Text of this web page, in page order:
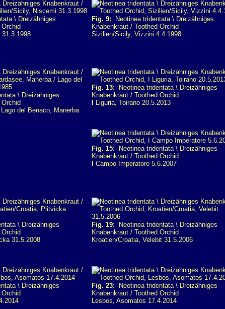
\ Dreizähniges
Fig. 9: Neotinea tridentata \ Dreizähniges
Knabenkraut / Toothed Orchid
Sizilien/Sicily, Vizzini 4.4.1998
\ Dreizähniges
del Benaco, Manerba
Fig. 13: Neotinea tridentata \ Dreizähniges
Knabenkraut / Toothed Orchid
Liguria, Toirano 20.5.2013
Fig. 15: Neotinea tridentata \ Dreizähniges
Knabenkraut / Toothed Orchid
Campo Imperatore 5.6.2007
\ Dreizähniges
31.5.2008
Fig. 19: Neotinea tridentata \ Dreizähniges
Knabenkraut / Toothed Orchid
Kroatien/Croatia, Velebit 31.5.2006
\ Dreizähniges
Fig. 23: Neotinea tridentata \ Dreizähniges
Knabenkraut / Toothed Orchid
Lesbos, Asomatos 17.4.2014